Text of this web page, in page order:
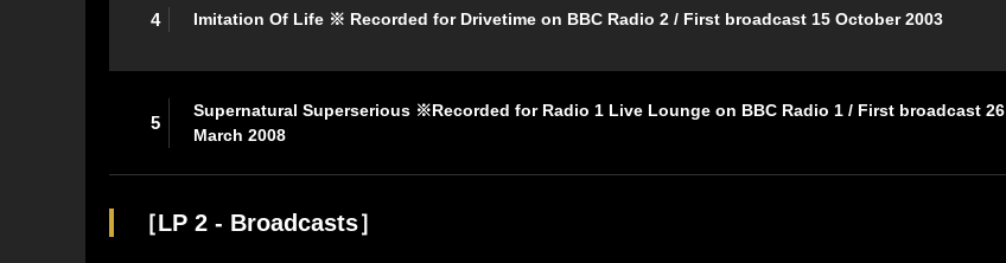
4 Imitation Of Life ※ Recorded for Drivetime on BBC Radio 2 / First broadcast 15 October 2003
5
Supernatural Superserious ※Recorded for Radio 1 Live Lounge on BBC Radio 1 / First broadcast 26
March 2008
［LP 2 - Broadcasts］